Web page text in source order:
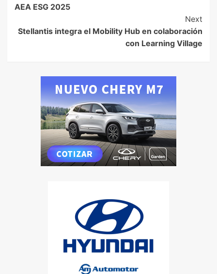
AEA ESG 2025
Next
Stellantis integra el Mobility Hub en colaboración
con Learning Village